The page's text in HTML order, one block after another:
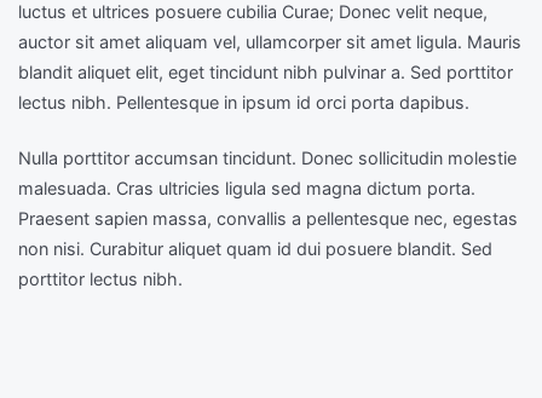
luctus et ultrices posuere cubilia Curae; Donec velit neque,
auctor sit amet aliquam vel, ullamcorper sit amet ligula. Mauris
blandit aliquet elit, eget tincidunt nibh pulvinar a. Sed porttitor
lectus nibh. Pellentesque in ipsum id orci porta dapibus.
Nulla porttitor accumsan tincidunt. Donec sollicitudin molestie
malesuada. Cras ultricies ligula sed magna dictum porta.
Praesent sapien massa, convallis a pellentesque nec, egestas
non nisi. Curabitur aliquet quam id dui posuere blandit. Sed
porttitor lectus nibh.